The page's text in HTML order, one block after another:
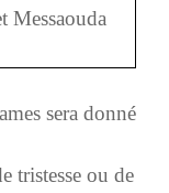
Messaouda
sera donné
tristesse ou de